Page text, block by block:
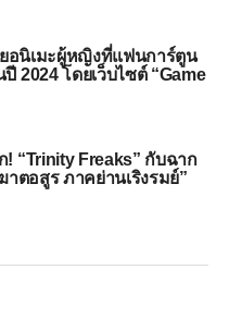
ยอนิเมะผู้หญิงที่แฟนการ์ตูน
2024 โดยเว็บไซต์ “Game
“Trinity Freaks” กับฉาก
ตอสูร ภาคย่านเริงรมย์”